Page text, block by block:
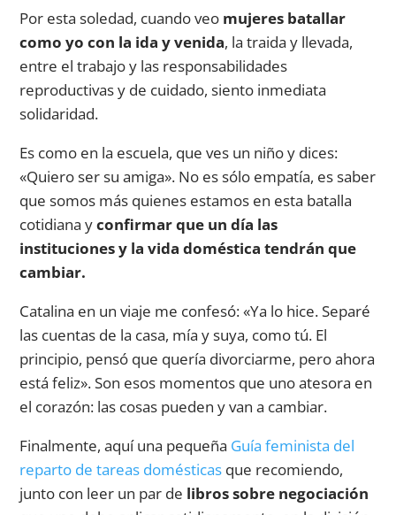
Por esta soledad, cuando veo mujeres batallar
como yo con la ida y venida, la traida y llevada,
entre el trabajo y las responsabilidades
reproductivas y de cuidado, siento inmediata
solidaridad.
Es como en la escuela, que ves un niño y dices:
«Quiero ser su amiga». No es sólo empatía, es saber
que somos más quienes estamos en esta batalla
cotidiana yconfirmar que un día las
instituciones y la vida doméstica tendrán que
cambiar.
Catalina en un viaje me confesó: «Ya lo hice. Separé
las cuentas de la casa, mía y suya, como tú. El
principio, pensó que quería divorciarme, pero ahora
está feliz». Son esos momentos que uno atesora en
el corazón: las cosas pueden y van a cambiar.
Finalmente, aquí una pequeña Guía feminista del
reparto de tareas domésticas que recomiendo,
junto con leer un par de libros sobre negociación